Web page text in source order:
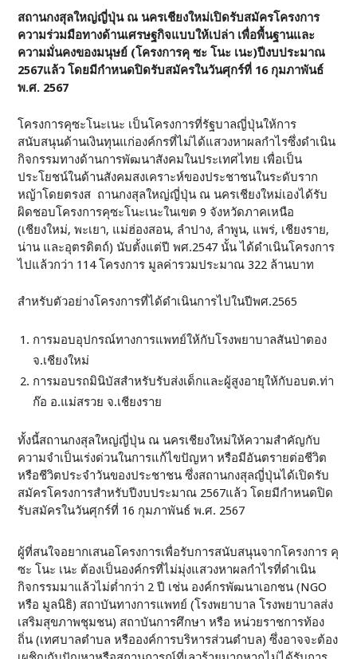
สถานกงสุลใหญ่ญี่ปุ่น ณ นครเชียงใหม่เปิดรับสมัครโครงการ
ความร่วมมือทางด้านเศรษฐกิจแบบให้เปล่า เพื่อพื้นฐานและ
ความมั่นคงของมนุษย์ (โครงการคุ ซะ โนะ เนะ)ปีงบประมาณ
2567แล้ว โดยมีกำหนดปิดรับสมัครในวันศุกร์ที่ 16 กุมภาพันธ์
พ.ศ. 2567
โครงการคุซะโนะเนะ เป็นโครงการที่รัฐบาลญี่ปุ่นให้การ
สนับสนุนด้านเงินทุนแก่องค์กรที่ไม่ได้แสวงหาผลกำไรซึ่งดำเนิน
กิจกรรมทางด้านการพัฒนาสังคมในประเทศไทย เพื่อเป็น
ประโยชน์ในด้านสังคมสงเคราะห์ของประชาชนในระดับราก
หญ้าโดยตรงส ถานกงสุลใหญ่ญี่ปุ่น ณ นครเชียงใหม่เองได้รับ
ผิดชอบโครงการคุซะโนะเนะในเขต 9 จังหวัดภาคเหนือ
(เชียงใหม่, พะเยา, แม่ฮ่องสอน, ลำปาง, ลำพูน, แพร่, เชียงราย,
น่าน และอุตรดิตถ์) นับตั้งแต่ปี พศ.2547 นั้น ได้ดำเนินโครงการ
ไปแล้วกว่า 114 โครงการ มูลค่ารวมประมาณ 322 ล้านบาท
สำหรับตัวอย่างโครงการที่ได้ดำเนินการไปในปีพศ.2565
การมอบอุปกรณ์ทางการแพทย์ให้กับโรงพยาบาลสันป่าตอง
จ.เชียงใหม่
การมอบรถมินิบัสสำหรับรับส่งเด็กและผู้สูงอายุให้กับอบต.ท่า
ก๊อ อ.แม่สรวย จ.เชียงราย
ทั้งนี้สถานกงสุลใหญ่ญี่ปุ่น ณ นครเชียงใหม่ให้ความสำคัญกับ
ความจำเป็นเร่งด่วนในการแก้ไขปัญหา หรือมีอันตรายต่อชีวิต
หรือชีวิตประจำวันของประชาชน ซึ่งสถานกงสุลญี่ปุ่นได้เปิดรับ
สมัครโครงการสำหรับปีงบประมาณ 2567แล้ว โดยมีกำหนดปิด
รับสมัครในวันศุกร์ที่ 16 กุมภาพันธ์ พ.ศ. 2567
ผู้ที่สนใจอยากเสนอโครงการเพื่อรับการสนับสนุนจากโครงการ คุ
ซะ โนะ เนะ ต้องเป็นองค์กรที่ไม่มุ่งแสวงหาผลกำไรที่ดำเนิน
กิจกรรมมาแล้วไม่ต่ำกว่า 2 ปี เช่น องค์กรพัฒนาเอกชน (NGO
หรือ มูลนิธิ) สถาบันทางการแพทย์ (โรงพยาบาล โรงพยาบาลส่ง
เสริมสุขภาพชุมชน) สถาบันการศึกษา หรือ หน่วยราชการท้อง
ถิ่น (เทศบาลตำบล หรือองค์การบริหารส่วนตำบล) ซึ่งอาจจะต้อง